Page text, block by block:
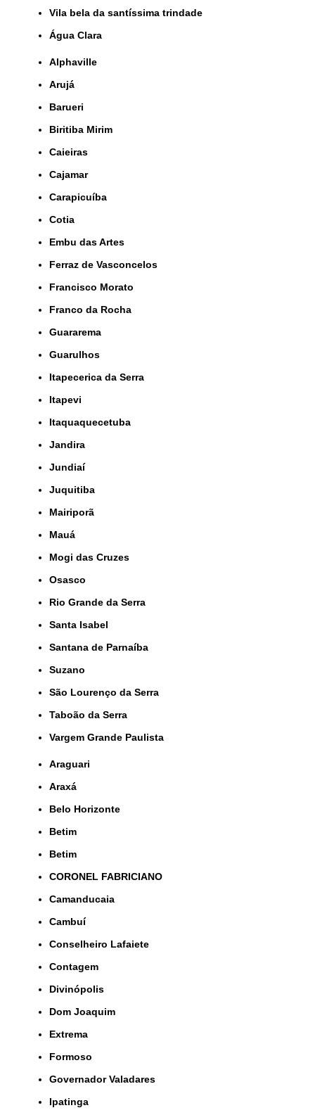
Vila bela da santíssima trindade
Água Clara
Alphaville
Arujá
Barueri
Biritiba Mirim
Caieiras
Cajamar
Carapicuíba
Cotia
Embu das Artes
Ferraz de Vasconcelos
Francisco Morato
Franco da Rocha
Guararema
Guarulhos
Itapecerica da Serra
Itapevi
Itaquaquecetuba
Jandira
Jundiaí
Juquitiba
Mairiporã
Mauá
Mogi das Cruzes
Osasco
Rio Grande da Serra
Santa Isabel
Santana de Parnaíba
Suzano
São Lourenço da Serra
Taboão da Serra
Vargem Grande Paulista
Araguari
Araxá
Belo Horizonte
Betim
Betim
CORONEL FABRICIANO
Camanducaia
Cambuí
Conselheiro Lafaiete
Contagem
Divinópolis
Dom Joaquim
Extrema
Formoso
Governador Valadares
Ipatinga